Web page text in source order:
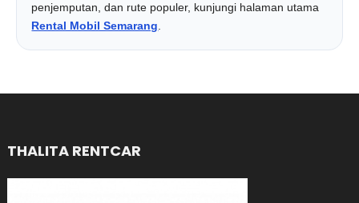
penjemputan, dan rute populer, kunjungi halaman utama
Rental Mobil Semarang
THALITA RENTCAR